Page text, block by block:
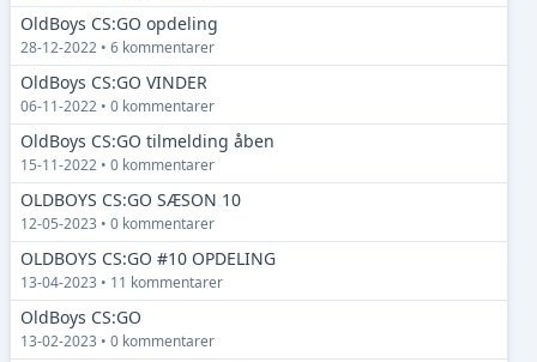
OldBoys CS:GO opdeling
28-12-2022 • 6 kommentarer
OldBoys CS:GO VINDER
06-11-2022 • 0 kommentarer
OldBoys CS:GO tilmelding åben
15-11-2022 • 0 kommentarer
OLDBOYS CS:GO SÆSON 10
12-05-2023 • 0 kommentarer
OLDBOYS CS:GO #10 OPDELING
13-04-2023 • 11 kommentarer
OldBoys CS:GO
13-02-2023 • 0 kommentarer